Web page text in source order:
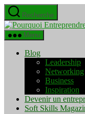
Aller
au
contenu
Recherche
Menu
Blog
Leadership
Networking
Business
Inspiration
Devenir un
Soft Skills